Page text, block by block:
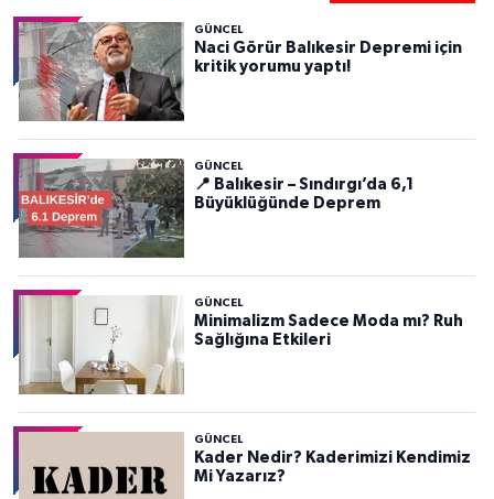
GÜNCEL
Naci Görür Balıkesir Depremi için
kritik yorumu yaptı!
GÜNCEL
📍 Balıkesir – Sındırgı’da 6,1
Büyüklüğünde Deprem
GÜNCEL
Minimalizm Sadece Moda mı? Ruh
Sağlığına Etkileri
GÜNCEL
Kader Nedir? Kaderimizi Kendimiz
Mi Yazarız?